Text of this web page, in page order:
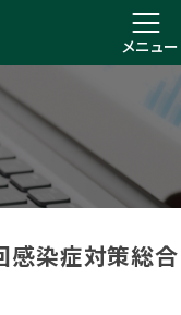
メニュー
染症対策総合